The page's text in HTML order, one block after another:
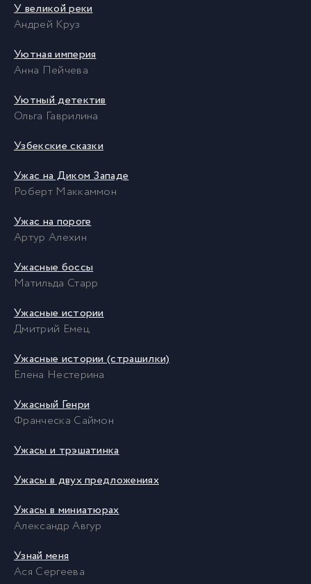
У великой реки
Андрей Круз
Уютная империя
Анна Пейчева
Уютный детектив
Ольга Гаврилина
Узбекские сказки
Ужас на Диком Западе
Роберт Маккаммон
Ужас на пороге
Артур Алехин
Ужасные боссы
Матильда Старр
Ужасные истории
Дмитрий Емец
Ужасные истории (страшилки)
Елена Нестерина
Ужасный Генри
Франческа Саймон
Ужасы и трэшатинка
Ужасы в двух предложениях
Ужасы в миниатюрах
Александр Авгур
Узнай меня
Ася Сергеева